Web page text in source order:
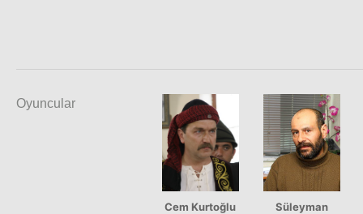
Oyuncular
Cem Kurtoğlu
Süleyman